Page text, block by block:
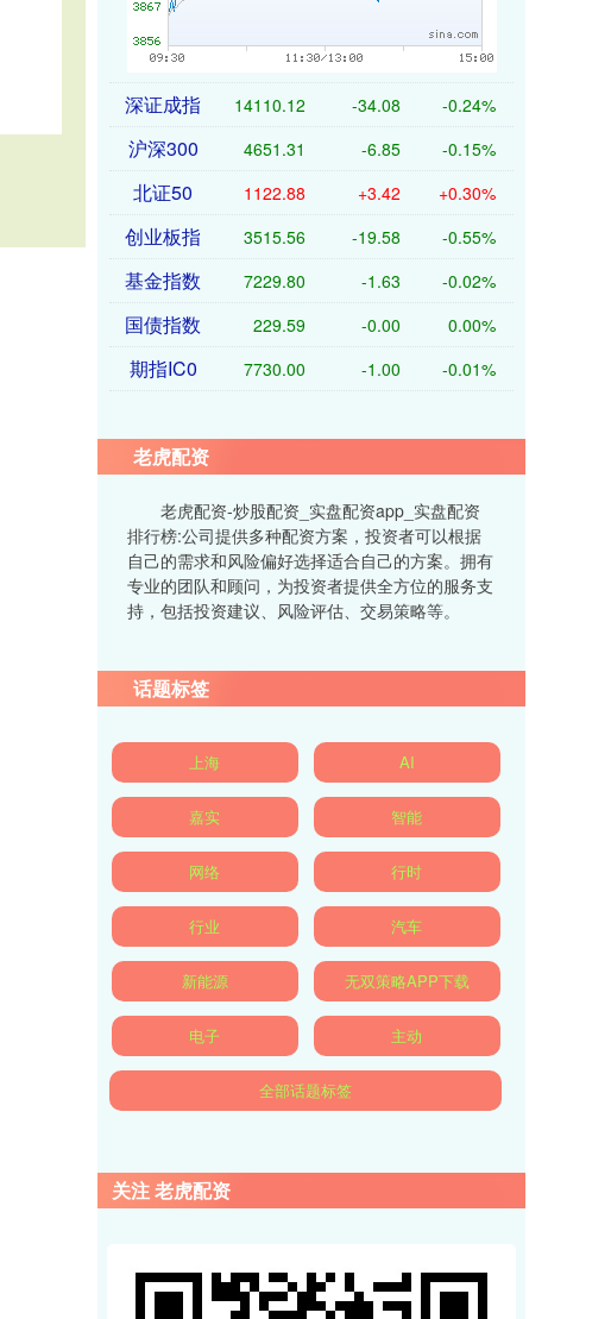
深证成指 14110.12 -34.08 -0.24%
沪深300 4651.31 -6.85 -0.15%
北证50 1122.88 +3.42 +0.30%
创业板指 3515.56 -19.58 -0.55%
基金指数 7229.80 -1.63 -0.02%
国债指数 229.59 -0.00 0.00%
期指IC0 7730.00 -1.00 -0.01%
老虎配资
老虎配资-炒股配资_实盘配资app_实盘配资
排行榜:公司提供多种配资方案，投资者可以根据
自己的需求和风险偏好选择适合自己的方案。拥有
专业的团队和顾问，为投资者提供全方位的服务支
持，包括投资建议、风险评估、交易策略等。
话题标签
上海 AI
嘉实 智能
网络 行时
行业 汽车
新能源 无双策略APP下载
电子 主动
全部话题标签
关注 老虎配资